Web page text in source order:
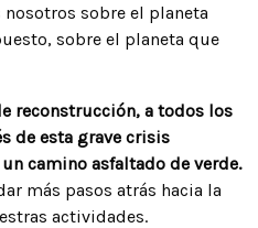
sobre el planeta
sobre el planeta que
reconstrucción, a todos los
de esta grave crisis
camino asfaltado de verde.
más pasos atrás hacia la
actividades.